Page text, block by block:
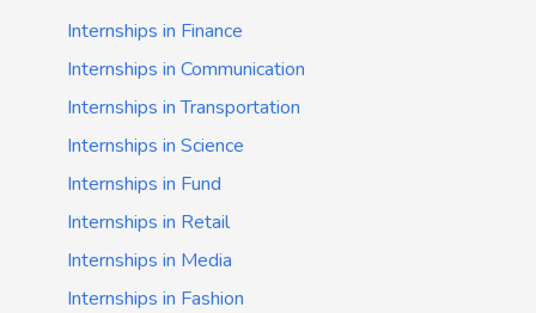
Internships in Finance
Internships in Communication
Internships in Transportation
Internships in Science
Internships in Fund
Internships in Retail
Internships in Media
Internships in Fashion